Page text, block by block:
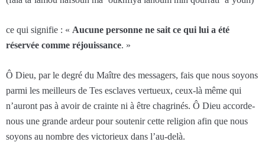
ce qui signifie : « Aucune personne ne sait ce qui lui a été
réservée comme réjouissance. »
Ô Dieu, par le degré du Maître des messagers, fais que nous soyons
parmi les meilleurs de Tes esclaves vertueux, ceux-là même qui
n’auront pas à avoir de crainte ni à être chagrinés. Ô Dieu accorde-
nous une grande ardeur pour soutenir cette religion afin que nous
soyons au nombre des victorieux dans l’au-delà.